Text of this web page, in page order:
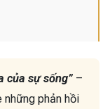
của sự sống” –
những phản hồi